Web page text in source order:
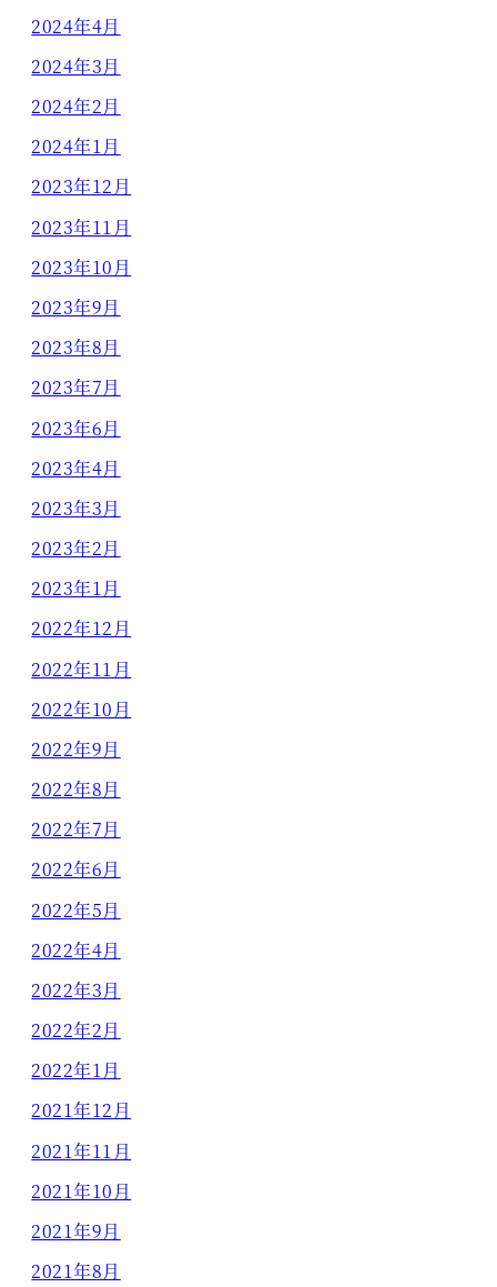
2024年4月
2024年3月
2024年2月
2024年1月
2023年12月
2023年11月
2023年10月
2023年9月
2023年8月
2023年7月
2023年6月
2023年4月
2023年3月
2023年2月
2023年1月
2022年12月
2022年11月
2022年10月
2022年9月
2022年8月
2022年7月
2022年6月
2022年5月
2022年4月
2022年3月
2022年2月
2022年1月
2021年12月
2021年11月
2021年10月
2021年9月
2021年8月